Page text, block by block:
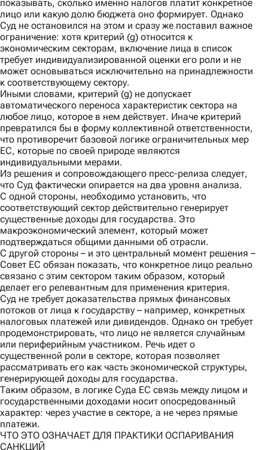
показывать, сколько именно налогов платит конкретное
лицо или какую долю бюджета оно формирует. Однако
Суд не остановился на этом и сразу же поставил важное
ограничение: хотя критерий (g) относится к
экономическим секторам, включение лица в список
требует индивидуализированной оценки его роли и не
может основываться исключительно на принадлежности
к соответствующему сектору.
Иными словами, критерий (g) не допускает
автоматического переноса характеристик сектора на
любое лицо, которое в нем действует. Иначе критерий
превратился бы в форму коллективной ответственности,
что противоречит базовой логике ограничительных мер
ЕС, которые по своей природе являются
индивидуальными мерами.
Из решения и сопровождающего пресс-релиза следует,
что Суд фактически опирается на два уровня анализа.
С одной стороны, необходимо установить, что
соответствующий сектор действительно генерирует
существенные доходы для государства. Это
макроэкономический элемент, который может
подтверждаться общими данными об отрасли.
С другой стороны – и это центральный момент решения –
Совет ЕС обязан показать, что конкретное лицо реально
связано с этим сектором таким образом, который
делает его релевантным для применения критерия.
Суд не требует доказательства прямых финансовых
потоков от лица к государству – например, конкретных
налоговых платежей или дивидендов. Однако он требует
продемонстрировать, что лицо не является случайным
или периферийным участником. Речь идет о
существенной роли в секторе, которая позволяет
рассматривать его как часть экономической структуры,
генерирующей доходы для государства.
Таким образом, в логике Суда ЕС связь между лицом и
государственными доходами носит опосредованный
характер: через участие в секторе, а не через прямые
платежи.
ЧТО ЭТО ОЗНАЧАЕТ ДЛЯ ПРАКТИКИ ОСПАРИВАНИЯ
САНКЦИЙ